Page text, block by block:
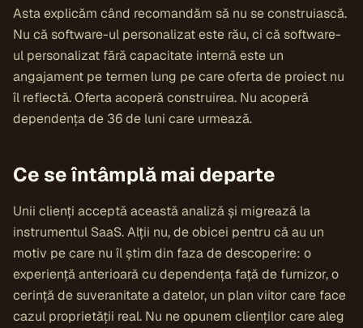
Asta explicăm când recomandăm să nu se construiască.
Nu că software-ul personalizat este rău, ci că software-
ul personalizat fără capacitate internă este un
angajament pe termen lung pe care oferta de proiect nu
îl reflectă. Oferta acoperă construirea. Nu acoperă
dependența de 36 de luni care urmează.
Ce se întâmplă mai departe
Unii clienți acceptă această analiză și migrează la
instrumentul SaaS. Alții nu, de obicei pentru că au un
motiv pe care nu îl știm din faza de descoperire: o
experiență anterioară cu dependența față de furnizor, o
cerință de suveranitate a datelor, un plan viitor care face
cazul proprietății real. Nu ne opunem clienților care aleg